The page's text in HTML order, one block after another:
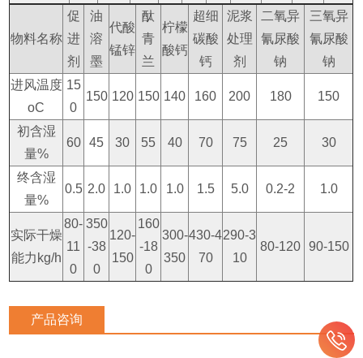
物料名称
促
进
剂
油
溶
墨
代酸
锰锌
酞
青
兰
柠檬
酸钙
超细
碳酸
钙
泥浆
处理
剂
二氧异
氰尿酸
钠
三氧异
氰尿酸
钠
进风温度
oC
15
0
150 120 150 140 160 200 180 150
初含湿
量%
60 45 30 55 40 70 75 25 30
终含湿
量%
0.5 2.0 1.0 1.0 1.0 1.5 5.0 0.2-2 1.0
实际干燥
能力kg/h
80-
11
0
350
-38
0
120-
150
160
-18
0
300-
350
430-4
70
290-3
10
80-120 90-150
产品咨询